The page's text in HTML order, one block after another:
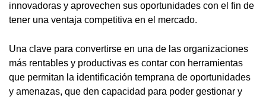
innovadoras y aprovechen sus oportunidades con el fin de
tener una ventaja competitiva en el mercado.
Una clave para convertirse en una de las organizaciones
más rentables y productivas es contar con herramientas
que permitan la identificación temprana de oportunidades
y amenazas, que den capacidad para poder gestionar y